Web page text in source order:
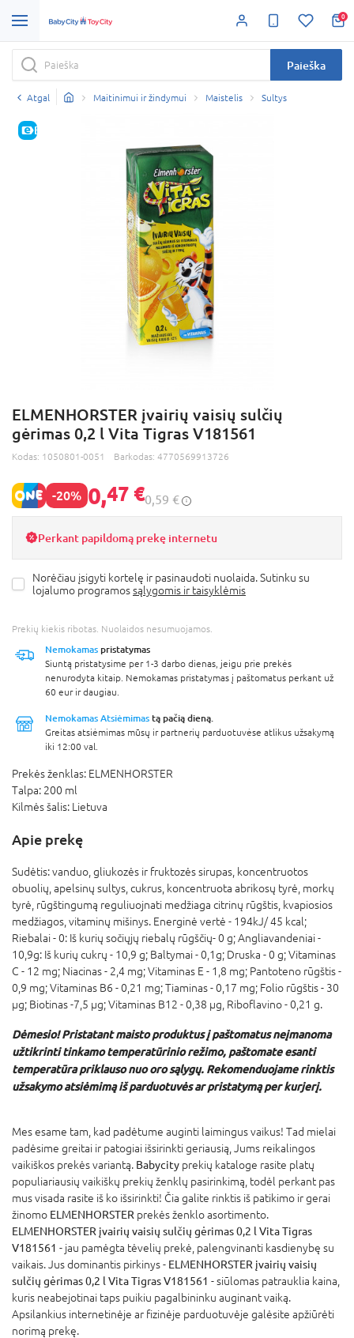
0
Paieška
Atgal Maitinimui ir žindymui Maistelis Sultys
E-KAINA
ELMENHORSTER įvairių vaisių sulčių
gėrimas 0,2 l Vita Tigras V181561
Kodas: 1050801-0051 Barkodas: 4770569913726
-20% 0,47 €0,59 €
Perkant papildomą prekę internetu
Norėčiau įsigyti kortelę ir pasinaudoti nuolaida. Sutinku su
lojalumo programossąlygomis ir taisyklėmis
Prekių kiekis ribotas. Nuolaidos nesumuojamos.
Nemokamas pristatymas
Siuntą pristatysime per 1-3 darbo dienas, jeigu prie prekės
nenurodyta kitaip. Nemokamas pristatymas į paštomatus perkant už
60 eur ir daugiau.
Nemokamas Atsiėmimas tą pačią dieną.
Greitas atsiėmimas mūsų ir partnerių parduotuvėse atlikus užsakymą
iki 12:00 val.
Prekės ženklas: ELMENHORSTER
Talpa: 200 ml
Kilmės šalis: Lietuva
Apie prekę
Sudėtis: vanduo, gliukozės ir fruktozės sirupas, koncentruotos
obuolių, apelsinų sultys, cukrus, koncentruota abrikosų tyrė, morkų
tyrė, rūgštingumą reguliuojnati medžiaga citrinų rūgštis, kvapiosios
medžiagos, vitaminų mišinys. Energinė vertė - 194kJ/ 45 kcal;
Riebalai - 0: Iš kurių sočiųjų riebalų rūgščių- 0 g; Angliavandeniai -
10,9g: Iš kurių cukrų - 10,9 g; Baltymai - 0,1g; Druska - 0 g; Vitaminas
C - 12 mg; Niacinas - 2,4 mg; Vitaminas E - 1,8 mg; Pantoteno rūgštis -
0,9 mg; Vitaminas B6 - 0,21 mg; Tiaminas - 0,17 mg; Folio rūgštis - 30
µg; Biotinas -7,5 µg; Vitaminas B12 - 0,38 µg, Riboflavino - 0,21 g.
Dėmesio!Pristatant maisto produktus į paštomatus neįmanoma
užtikrinti tinkamo temperatūrinio režimo, paštomate esanti
temperatūra priklauso nuo oro sąlygų. Rekomenduojame rinktis
užsakymo atsiėmimąiš parduotuvės ar pristatymą per kurjerį.
Mes esame tam, kad padėtume auginti laimingus vaikus! Tad mielai
padėsime greitai ir patogiai išsirinkti geriausią, Jums reikalingos
vaikiškos prekės variantą. Babycity prekių kataloge rasite platų
populiariausių vaikiškų prekių ženklų pasirinkimą, todėl perkant pas
mus visada rasite iš ko išsirinkti! Čia galite rinktis iš patikimo ir gerai
žinomo ELMENHORSTER prekės ženklo asortimento.
ELMENHORSTER įvairių vaisių sulčių gėrimas 0,2 l Vita Tigras
V181561 - jau pamėgta tėvelių prekė, palengvinanti kasdienybę su
vaikais. Jus dominantis pirkinys - ELMENHORSTER įvairių vaisių
sulčių gėrimas 0,2 l Vita Tigras V181561 - siūlomas patrauklia kaina,
kuris neabejotinai taps puikiu pagalbininku auginant vaiką.
Apsilankius internetinėje ar fizinėje parduotuvėje galėsite apžiūrėti
norimą prekę.